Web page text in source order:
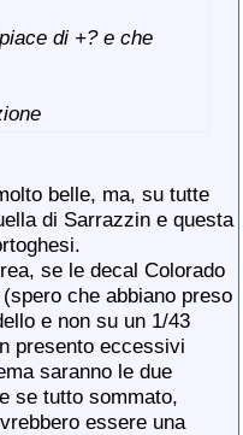
di +? e che
belle, ma, su tutte
di Sarrazzin e questa
se le decal Colorado
che abbiano preso
e non su un 1/43
presento eccessivi
saranno le due
se tutto sommato,
essere una